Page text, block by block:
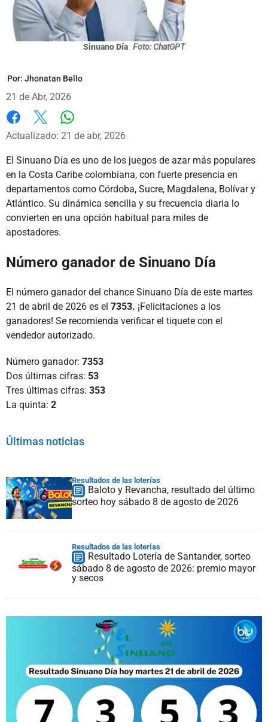
Sinuano Día Foto: ChatGPT
Por: Jhonatan Bello
21 de Abr, 2026
Facebook
X
Actualizado: 21 de abr, 2026
El Sinuano Día es uno de los juegos de azar más populares
en la Costa Caribe colombiana, con fuerte presencia en
departamentos como Córdoba, Sucre, Magdalena, Bolívar y
Atlántico. Su dinámica sencilla y su frecuencia diaria lo
convierten en una opción habitual para miles de
apostadores.
Número ganador de Sinuano Día
El número ganador del chance Sinuano Día de este martes
21 de abril de 2026 es el 7353. ¡Felicitaciones a los
ganadores! Se recomienda verificar el tiquete con el
vendedor autorizado.
Número ganador: 7353
Dos últimas cifras: 53
Tres últimas cifras: 353
La quinta: 2
Últimas noticias
Resultados de las loterías
Baloto y Revancha, resultado del último
sorteo hoy sábado 8 de agosto de 2026
Resultados de las loterías
Resultado Lotería de Santander, sorteo
sábado 8 de agosto de 2026: premio mayor
y secos